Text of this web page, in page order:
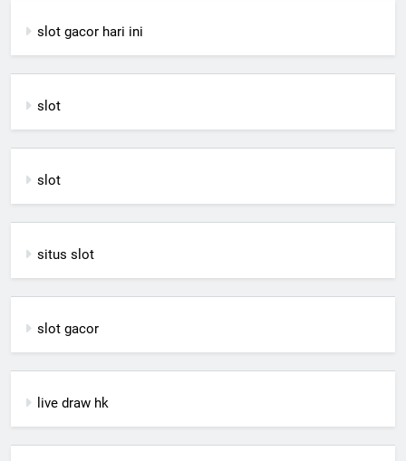
slot gacor hari ini
slot
slot
situs slot
slot gacor
live draw hk